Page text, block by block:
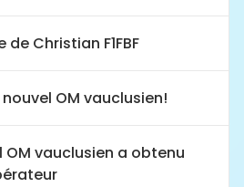
Christian F1FBF
nouvel OM vauclusien!
OM vauclusien a obtenu